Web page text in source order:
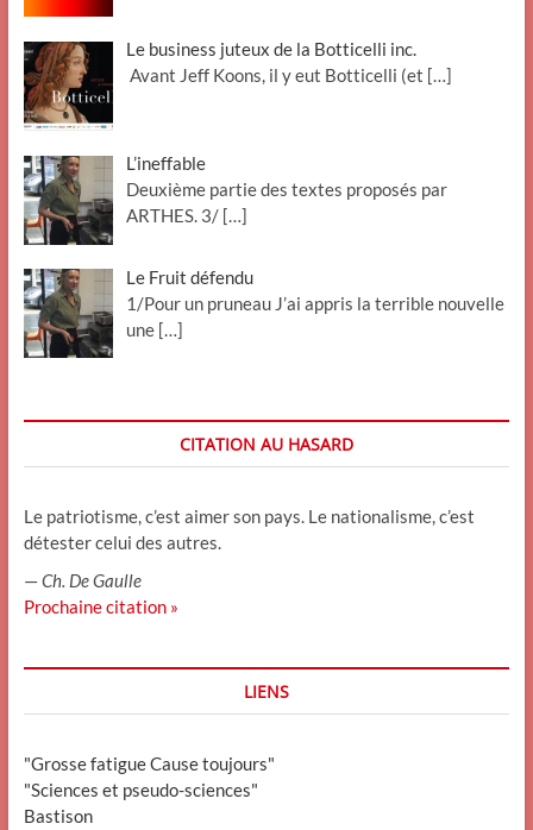
Le business juteux de la Botticelli inc.
Avant Jeff Koons, il y eut Botticelli (et […]
L’ineffable
Deuxième partie des textes proposés par
ARTHES. 3/ […]
Le Fruit défendu
1/Pour un pruneau J’ai appris la terrible nouvelle
une […]
CITATION AU HASARD
Le patriotisme, c’est aimer son pays. Le nationalisme, c’est
détester celui des autres.
—Ch. De Gaulle
Prochaine citation »
LIENS
"Grosse fatigue Cause toujours"
"Sciences et pseudo-sciences"
Bastison